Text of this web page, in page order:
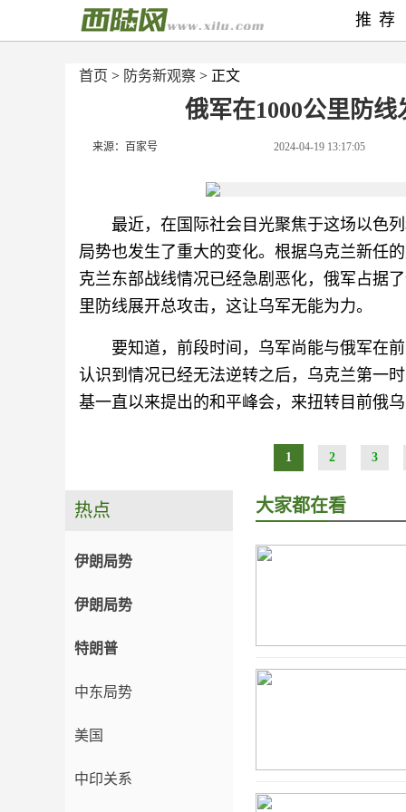
首页 > 防务新观察 > 正文
俄军在1000公里防
来源：百家号 2024-04-19 13:17:05
最近，在国际社会目光聚焦于这场以色
局势也发生了重大的变化。根据乌克兰新任
克兰东部战线情况已经急剧恶化，俄军占据
里防线展开总攻击，这让乌军无能为力。
要知道，前段时间，乌军尚能与俄军在
认识到情况已经无法逆转之后，乌克兰第一
基一直以来提出的和平峰会，来扭转目前俄
1 2 3
推荐
热点
伊朗局势
伊朗局势
特朗普
中东局势
美国
中印关系
大家都在看